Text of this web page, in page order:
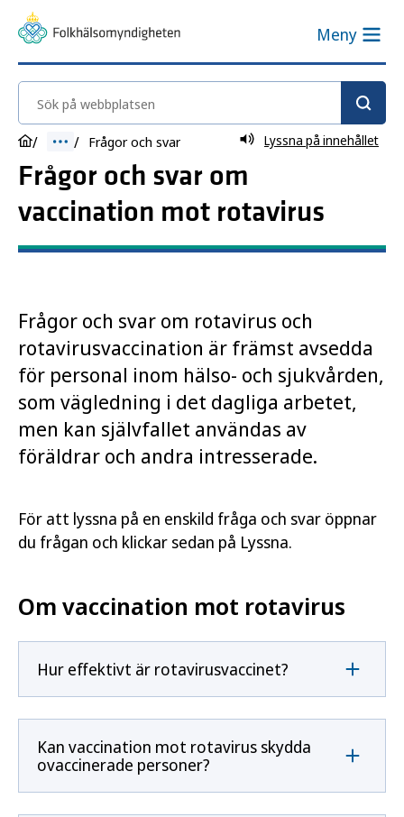
Meny
Sök på webbplatsen
Frågor och svar Lyssna på innehållet
Frågor och svar om
vaccination mot rotavirus
Frågor och svar om rotavirus och
rotavirusvaccination är främst avsedda
för personal inom hälso- och sjukvården,
som vägledning i det dagliga arbetet,
men kan självfallet användas av
föräldrar och andra intresserade.
För att lyssna på en enskild fråga och svar öppnar
du frågan och klickar sedan på Lyssna.
Om vaccination mot rotavirus
Hur effektivt är rotavirusvaccinet?
Kan vaccination mot rotavirus skydda
ovaccinerade personer?